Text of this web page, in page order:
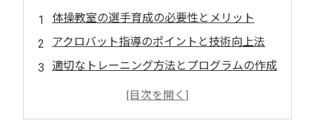
体操教室の選手育成の必要性とメリット
アクロバット指導のポイントと技術向上法
適切なトレーニング方法とプログラムの作成
コーチングスタッフの役割と重要性